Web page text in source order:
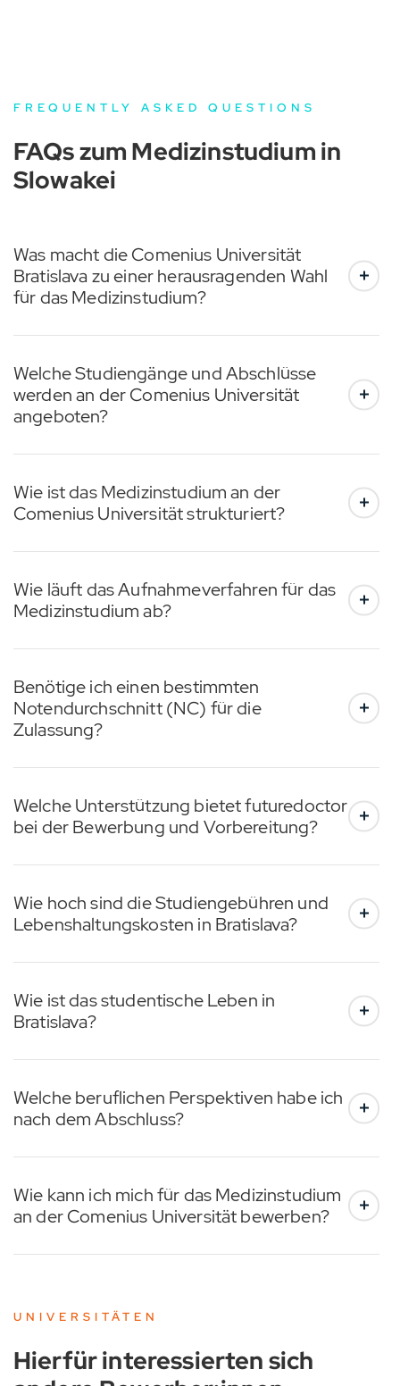
FREQUENTLY ASKED QUESTIONS
FAQs zum Medizinstudium in
Slowakei
Was macht die Comenius Universität
Bratislava zu einer herausragenden Wahl
für das Medizinstudium?
Welche Studiengänge und Abschlüsse
werden an der Comenius Universität
angeboten?
Wie ist das Medizinstudium an der
Comenius Universität strukturiert?
Wie läuft das Aufnahmeverfahren für das
Medizinstudium ab?
Benötige ich einen bestimmten
Notendurchschnitt (NC) für die
Zulassung?
Welche Unterstützung bietet futuredoctor
bei der Bewerbung und Vorbereitung?
Wie hoch sind die Studiengebühren und
Lebenshaltungskosten in Bratislava?
Wie ist das studentische Leben in
Bratislava?
Welche beruflichen Perspektiven habe ich
nach dem Abschluss?
Wie kann ich mich für das Medizinstudium
an der Comenius Universität bewerben?
UNIVERSITÄTEN
Hierfür interessierten sich